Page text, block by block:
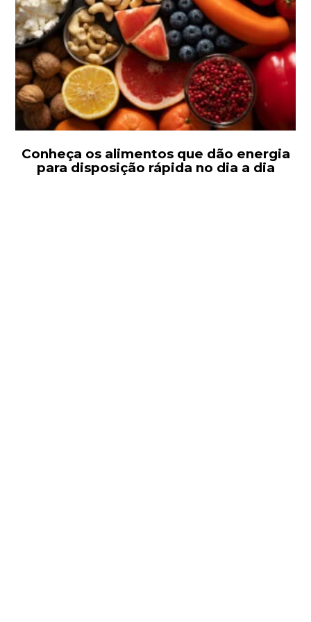
Conheça os alimentos que dão energia
para disposição rápida no dia a dia